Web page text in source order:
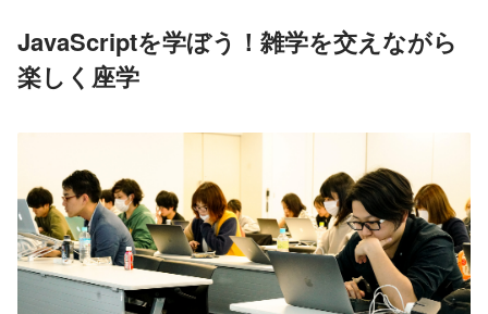
JavaScriptを学ぼう！雑学を交えながら
楽しく座学